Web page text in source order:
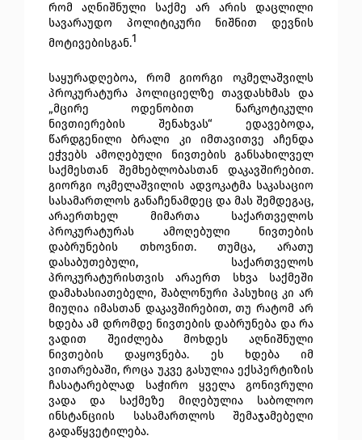
რომ აღნიშნული საქმე არ არის დაცლილი
სავარაუდო პოლიტიკური ნიშნით დევნის
მოტივებისგან.1
საყურადღებოა, რომ გიორგი ოკმელაშვილს
პროკურატურა პოლიციელზე თავდასხმას და
„მცირე ოდენობით ნარკოტიკული
ნივთიერების შენახვას“ ედავებოდა,
წარდგენილი ბრალი კი იმთავითვე აჩენდა
ეჭვებს ამოღებული ნივთების განსახილველ
საქმესთან შემხებლობასთან დაკავშირებით.
გიორგი ოკმელაშვილის ადვოკატმა საკასაციო
სასამართლოს განაჩენამდეც და მას შემდეგაც,
არაერთხელ მიმართა საქართველოს
პროკურატურას ამოღებული ნივთების
დაბრუნების თხოვნით. თუმცა, არათუ
დასაბუთებული, საქართველოს
პროკურატურისთვის არაერთ სხვა საქმეში
დამახასიათებელი, შაბლონური პასუხიც კი არ
მიუღია იმასთან დაკავშირებით, თუ რატომ არ
ხდება ამ დრომდე ნივთების დაბრუნება და რა
ვადით შეიძლება მოხდეს აღნიშნული
ნივთების დაყოვნება. ეს ხდება იმ
ვითარებაში, როცა უკვე გასულია ექსპერტიზის
ჩასატარებლად საჭირო ყველა გონივრული
ვადა და საქმეზე მიღებულია საბოლოო
ინსტანციის სასამართლოს შემაჯამებელი
გადაწყვეტილება.